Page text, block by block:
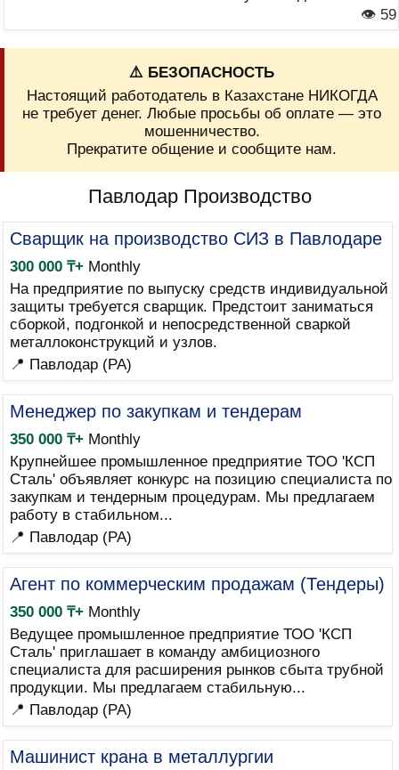
👁 59
⚠️ БЕЗОПАСНОСТЬ
Настоящий работодатель в Казахстане НИКОГДА
не требует денег. Любые просьбы об оплате — это
мошенничество.
Прекратите общение и сообщите нам.
Павлодар Производство
Сварщик на производство СИЗ в Павлодаре
300 000 ₸+Monthly
На предприятие по выпуску средств индивидуальной
защиты требуется сварщик. Предстоит заниматься
сборкой, подгонкой и непосредственной сваркой
металлоконструкций и узлов.
📍 Павлодар (PA)
Менеджер по закупкам и тендерам
350 000 ₸+Monthly
Крупнейшее промышленное предприятие ТОО 'КСП
Сталь' объявляет конкурс на позицию специалиста по
закупкам и тендерным процедурам. Мы предлагаем
работу в стабильном...
📍 Павлодар (PA)
Агент по коммерческим продажам (Тендеры)
350 000 ₸+Monthly
Ведущее промышленное предприятие ТОО 'КСП
Сталь' приглашает в команду амбициозного
специалиста для расширения рынков сбыта трубной
продукции. Мы предлагаем стабильную...
📍 Павлодар (PA)
Машинист крана в металлургии